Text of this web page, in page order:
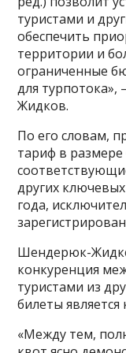
туристами и
обеспечить
территории и
ограниченные
для
Жидков.
По его словам,
тариф в
других
года,
Шендерюк-
конкуренция
туристами из
билеты
«Между тем,